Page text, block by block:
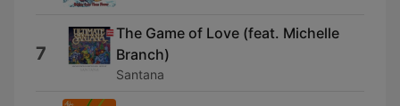
7
The Game of Love (feat. Michelle
Branch)
Santana